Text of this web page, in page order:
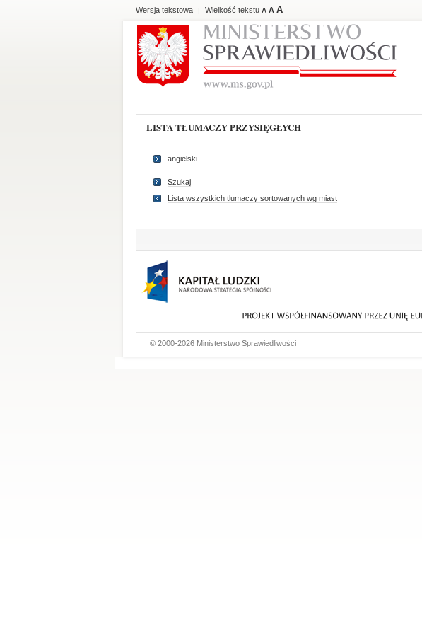
Wersja tekstowa | Wielkość tekstu A A A
LISTA TŁUMACZY PRZYSIĘGŁYCH
angielski
Szukaj
Lista wszystkich tlumaczy sortowanych wg miast
© 2000-2026 Ministerstwo Sprawiedliwości